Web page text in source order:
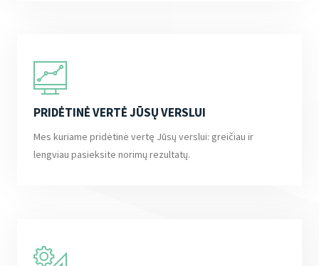
PRIDĖTINĖ VERTĖ JŪSŲ VERSLUI
Mes kuriame pridėtinė vertę Jūsų verslui: greičiau ir
lengviau pasieksite norimų rezultatų.